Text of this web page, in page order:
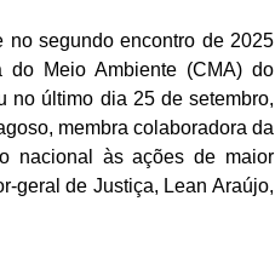
no segundo encontro de 2025
do Meio Ambiente (CMA) do
no último dia 25 de setembro,
membra colaboradora da
nacional às ações de maior
geral de Justiça, Lean Araújo,